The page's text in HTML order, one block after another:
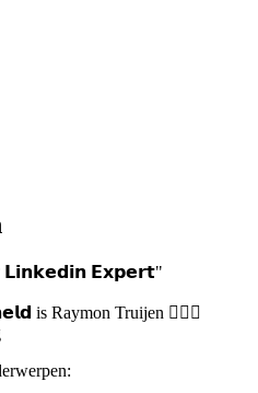
𝗘𝘅𝗽𝗲𝗿𝘁"
is Raymon Truijen 🦸🏻‍♂️